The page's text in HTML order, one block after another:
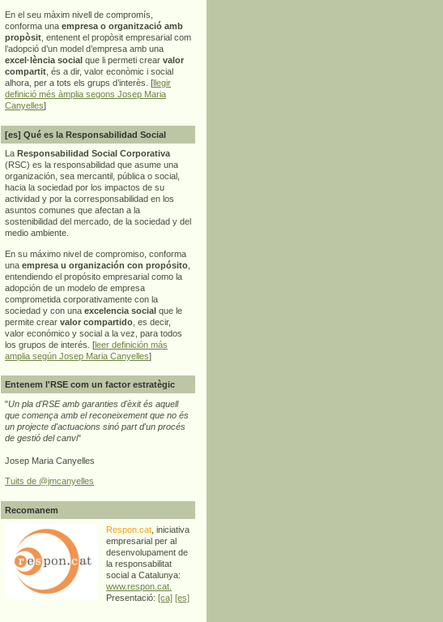
En el seu màxim nivell de compromís,
conforma una empresa o organització amb
propòsit , entenent el propòsit empresarial com
l’adopció d’un model d’empresa amb una
excel·lència social que li permeti crear valor
compartit , és a dir, valor econòmic i social
alhora, per a tots els grups d’interès. [llegir
definició més àmplia segons Josep Maria
Canyelles]
[es] Qué es la Responsabilidad Social
La Responsabilidad Social Corporativa
(RSC) es la responsabilidad que asume una
organización, sea mercantil, pública o social,
hacia la sociedad por los impactos de su
actividad y por la corresponsabilidad en los
asuntos comunes que afectan a la
sostenibilidad del mercado, de la sociedad y del
medio ambiente.
En su máximo nivel de compromiso, conforma
una empresa u organización con propósito
entendiendo el propósito empresarial como la
adopción de un modelo de empresa
comprometida corporativamente con la
sociedad y con una excelencia social que le
permite crear valor compartido , es decir,
valor económico y social a la vez, para todos
los grupos de interés. [leer definición más
amplia según Josep Maria Canyelles]
Entenem l'RSE com un factor estratègic
"Un pla d'RSE amb garanties d'èxit és aquell
que comença amb el reconeixement que no és
un projecte d'actuacions sinó part d'un procés
de gestió del canvi"
Josep Maria Canyelles
Tuits de @jmcanyelles
Recomanem
Respon.cat , iniciativa
empresarial per al
desenvolupament de
la responsabilitat
social a Catalunya:
www.respon.cat.
Presentació:[ca] [es]